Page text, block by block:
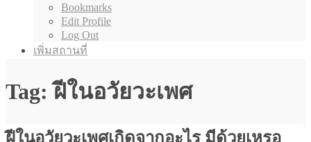
Bookmarks
Edit Profile
Log Out
เพิ่มสถานที่
Tag: ฝีในอวัยวะเพศ
ฝีในอวัยวะเพศเกิดจากอะไร มีด้วยเหรอ